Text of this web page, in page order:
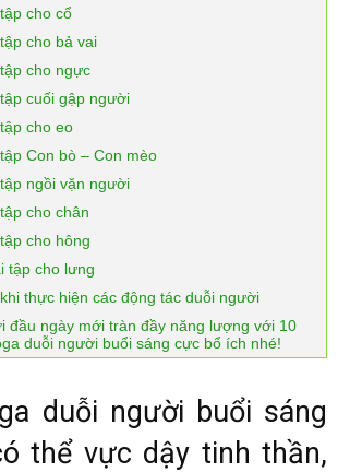
cho cổ
cho bả vai
cho ngực
cuối gập người
cho eo
Con bò – Con mèo
ngồi vặn người
cho chân
cho hông
tập cho lưng
thực hiện các động tác duỗi người
đầu ngày mới tràn đầy năng lượng với 10
duỗi người buổi sáng cực bổ ích nhé!
duỗi người buổi sáng
thể vực dậy tinh thần,